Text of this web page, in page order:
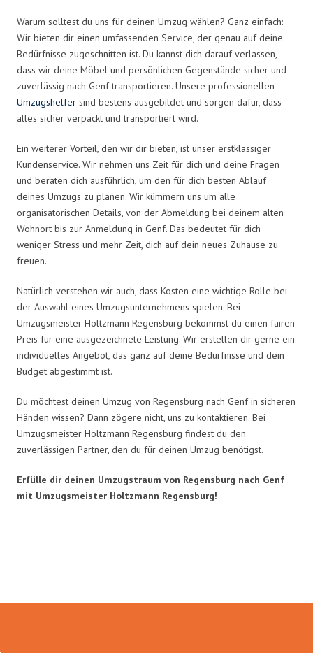
Warum solltest du uns für deinen Umzug wählen? Ganz einfach:
Wir bieten dir einen umfassenden Service, der genau auf deine
Bedürfnisse zugeschnitten ist. Du kannst dich darauf verlassen,
dass wir deine Möbel und persönlichen Gegenstände sicher und
zuverlässig nach Genf transportieren. Unsere professionellen
Umzugshelfer sind bestens ausgebildet und sorgen dafür, dass
alles sicher verpackt und transportiert wird.
Ein weiterer Vorteil, den wir dir bieten, ist unser erstklassiger
Kundenservice. Wir nehmen uns Zeit für dich und deine Fragen
und beraten dich ausführlich, um den für dich besten Ablauf
deines Umzugs zu planen. Wir kümmern uns um alle
organisatorischen Details, von der Abmeldung bei deinem alten
Wohnort bis zur Anmeldung in Genf. Das bedeutet für dich
weniger Stress und mehr Zeit, dich auf dein neues Zuhause zu
freuen.
Natürlich verstehen wir auch, dass Kosten eine wichtige Rolle bei
der Auswahl eines Umzugsunternehmens spielen. Bei
Umzugsmeister Holtzmann Regensburg bekommst du einen fairen
Preis für eine ausgezeichnete Leistung. Wir erstellen dir gerne ein
individuelles Angebot, das ganz auf deine Bedürfnisse und dein
Budget abgestimmt ist.
Du möchtest deinen Umzug von Regensburg nach Genf in sicheren
Händen wissen? Dann zögere nicht, uns zu kontaktieren. Bei
Umzugsmeister Holtzmann Regensburg findest du den
zuverlässigen Partner, den du für deinen Umzug benötigst.
Erfülle dir deinen Umzugstraum von Regensburg nach Genf
mit Umzugsmeister Holtzmann Regensburg!